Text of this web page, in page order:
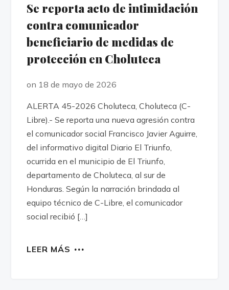
Se reporta acto de intimidación
contra comunicador
beneficiario de medidas de
protección en Choluteca
on 18 de mayo de 2026
ALERTA 45-2026 Choluteca, Choluteca (C-
Libre).- Se reporta una nueva agresión contra
el comunicador social Francisco Javier Aguirre,
del informativo digital Diario El Triunfo,
ocurrida en el municipio de El Triunfo,
departamento de Choluteca, al sur de
Honduras. Según la narración brindada al
equipo técnico de C-Libre, el comunicador
social recibió […]
LEER MÁS